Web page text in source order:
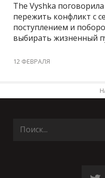
The Vyshka
пережить конфликт с
поступлением и
выбирать жизненный
12 ФЕВРАЛЯ